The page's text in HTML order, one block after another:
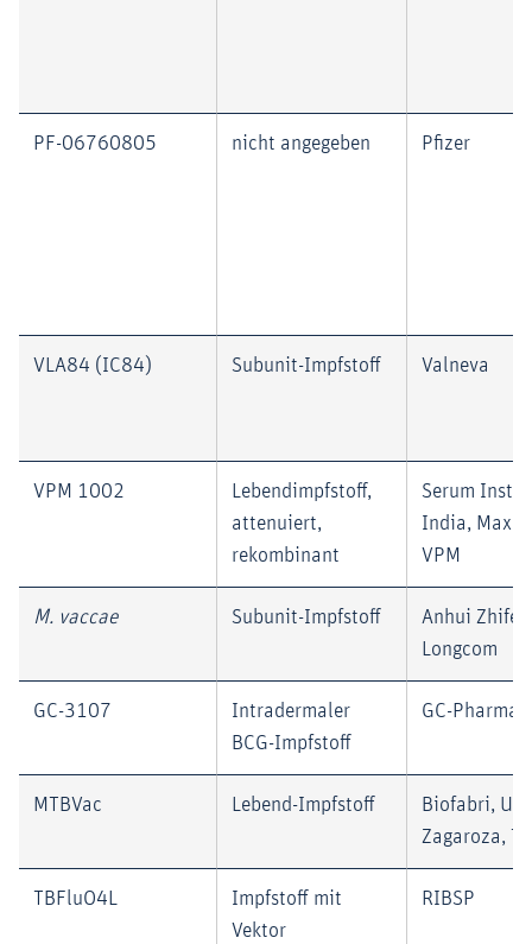
PF-06760805 nicht angegeben Pfizer
VLA84 (IC84) Subunit-Impfstoff Valneva
VPM 1002
Lebendimpfstoff,
attenuiert,
rekombinant
Serum
India, Max
VPM
M. vaccae Subunit-Impfstoff
Anhui Zhifei
Longcom
GC-3107
Intradermaler
BCG-Impfstoff
GC-Pharma
MTBVac Lebend-Impfstoff
Biofabri,
Zagaroza,
TBFluO4L
Impfstoff mit
Vektor
RIBSP